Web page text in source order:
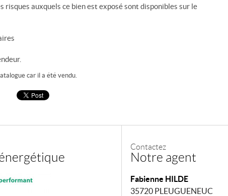
risques auxquels ce bien est exposé sont disponibles sur le
car il a été vendu.
Contactez
Notre agent
Fabienne HILDE
35720 PLEUGUENEUC